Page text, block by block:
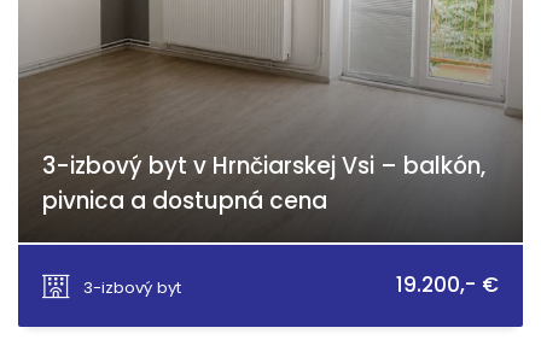
3-izbový byt v Hrnčiarskej Vsi – balkón,
pivnica a dostupná cena
3-izbový byt
19.200,- €